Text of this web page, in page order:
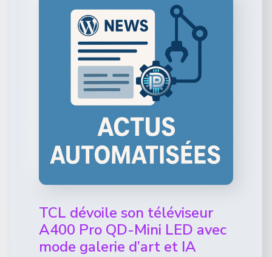
TCL dévoile son téléviseur
A400 Pro QD-Mini LED avec
mode galerie d’art et IA